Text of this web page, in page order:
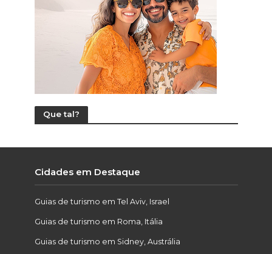
Que tal?
Cidades em Destaque
Guias de turismo em Tel Aviv, Israel
Guias de turismo em Roma, Itália
Guias de turismo em Sidney, Austrália